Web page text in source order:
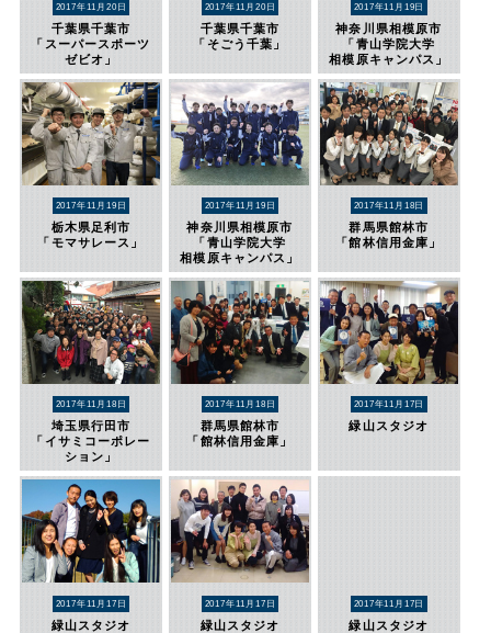
2017年11月20日
千葉県千葉市
「スーパースポーツ
ゼビオ」
2017年11月20日
千葉県千葉市
「そごう千葉」
2017年11月19日
神奈川県相模原市
「青山学院大学
相模原キャンパス」
2017年11月19日
栃木県足利市
「モマサレース」
2017年11月19日
神奈川県相模原市
「青山学院大学
相模原キャンパス」
2017年11月18日
群馬県館林市
「館林信用金庫」
2017年11月18日
埼玉県行田市
「イサミコーポレー
ション」
2017年11月18日
群馬県館林市
「館林信用金庫」
2017年11月17日
緑山スタジオ
2017年11月17日
緑山スタジオ
2017年11月17日
緑山スタジオ
2017年11月17日
緑山スタジオ